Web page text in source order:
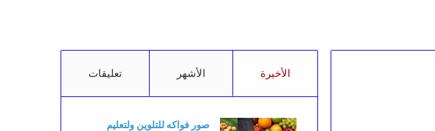
الأخيرة الأشهر تعليقات
صور فواكه للتلوين ولتعليم